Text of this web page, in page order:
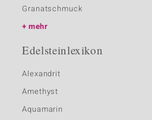
Granatschmuck
mehr
Edelsteinlexikon
Alexandrit
Amethyst
Aquamarin